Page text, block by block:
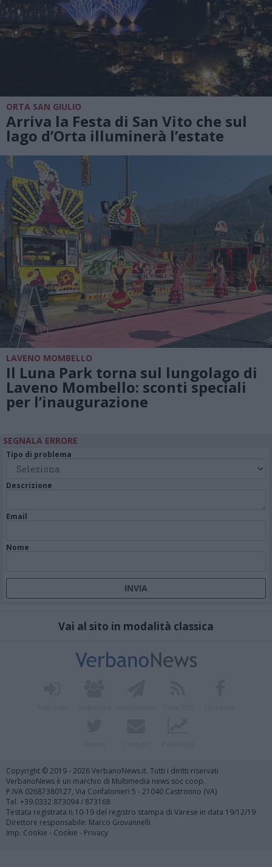
ORTA SAN GIULIO
Arriva la Festa di San Vito che sul
lago d’Orta illuminerà l’estate
LAVENO MOMBELLO
Il Luna Park torna sul lungolago di
Laveno Mombello: sconti speciali
per l’inaugurazione
SEGNALA ERRORE
Tipo di problema
Descrizione
Email
Nome
Vai al sito in modalità classica
Copyright © 2019 - 2026 VerbanoNews.it. Tutti i diritti riservati
VerbanoNews è un marchio di Multimedia news soc coop.
P.IVA 02687380127, Via Confalonieri 5 - 21040 Castronno (VA)
Tel. +39.0332.873094 / 873168
Testata registrata n.10-19 del registro stampa di Varese in data 19/12/19
Direttore responsabile: Marco Giovannelli
Imp. Cookie - Cookie - Privacy